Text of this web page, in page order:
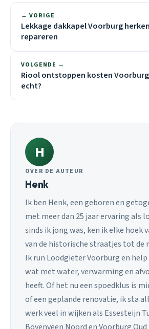
← VORIGE
Lekkage dakkapel Voorburg
repareren
VOLGENDE →
Riool ontstoppen kosten
echt?
H
OVER DE AUTEUR
Henk
Ik ben Henk, een geboren en
met meer dan 25 jaar ervaring als
sinds ik jong was, ken ik elke hoek
van de historische straatjes tot de
Ik run Loodgieter Voorburg en
wat met water, verwarming en
heeft. Of het nu een spoedklus is
of een geplande renovatie, ik sta
werk veel in wijken als Essesteijn